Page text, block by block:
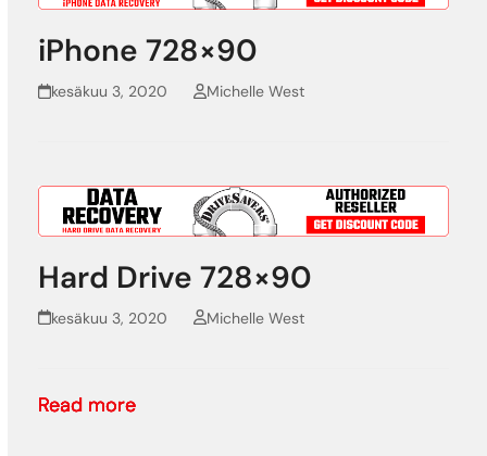
Read more
Read more
Read more
iPhone 728×90
kesäkuu 3, 2020 Michelle West
Read more
Hard Drive 728×90
kesäkuu 3, 2020 Michelle West
Read more